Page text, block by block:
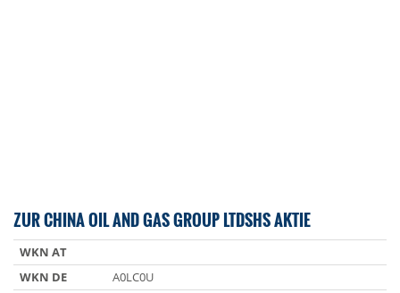
ZUR CHINA OIL AND GAS GROUP LTDSHS AKTIE
WKN AT
WKN DE
A0LC0U